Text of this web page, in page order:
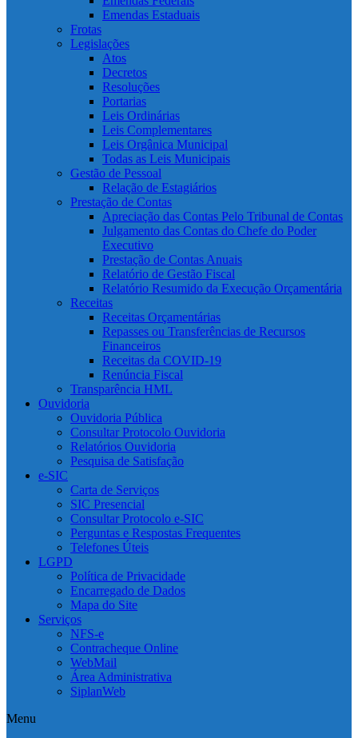
Emendas Estaduais
Frotas
Legislações
Atos
Decretos
Resoluções
Portarias
Leis Ordinárias
Leis Complementares
Leis Orgânica Municipal
Todas as Leis Municipais
Gestão de Pessoal
Relação de Estagiários
Prestação de Contas
Apreciação das Contas Pelo Tribunal de Contas
Julgamento das Contas do Chefe do Poder
Executivo
Prestação de Contas Anuais
Relatório de Gestão Fiscal
Relatório Resumido da Execução Orçamentária
Receitas
Receitas Orçamentárias
Repasses ou Transferências de Recursos
Financeiros
Receitas da COVID-19
Renúncia Fiscal
Transparência HML
Ouvidoria
Ouvidoria Pública
Consultar Protocolo Ouvidoria
Relatórios Ouvidoria
Pesquisa de Satisfação
e-SIC
Carta de Serviços
SIC Presencial
Consultar Protocolo e-SIC
Perguntas e Respostas Frequentes
Telefones Úteis
LGPD
Política de Privacidade
Encarregado de Dados
Mapa do Site
Serviços
NFS-e
Contracheque Online
WebMail
Área Administrativa
SiplanWeb
Menu